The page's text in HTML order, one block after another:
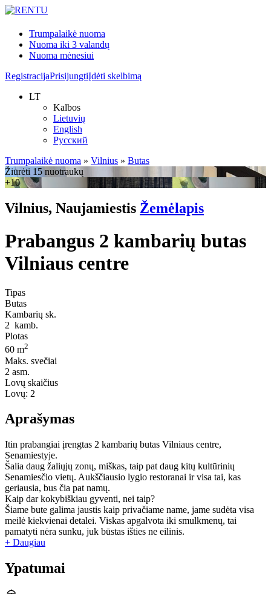
Trumpalaikė nuoma
Nuoma iki 3 valandų
Nuoma mėnesiui
RegistracijaPrisijungtiĮdėti skelbimą
LT
Kalbos
Lietuvių
English
Русский
Trumpalaikė nuoma » Vilnius » Butas
Žiūrėti 15 nuotraukų
+10
Vilnius, Naujamiestis Žemėlapis
Prabangus 2 kambarių butas
Vilniaus centre
Tipas
Butas
Kambarių sk.
2 kamb.
Plotas
60 m2
Maks. svečiai
2 asm.
Lovų skaičius
Lovų: 2
Aprašymas
Itin prabangiai įrengtas 2 kambarių butas Vilniaus centre,
Senamiestyje.
Šalia daug žaliųjų zonų, miškas, taip pat daug kitų kultūrinių
Senamiesčio vietų. Aukščiausio lygio restoranai ir visa tai, kas
geriausia, bus čia pat namų.
Kaip dar kokybiškiau gyventi, nei taip?
Šiame bute galima jaustis kaip privačiame name, jame sudėta visa
meilė kiekvienai detalei. Viskas apgalvota iki smulkmenų, tai
pamatyti nėra sunku, juk būstas išties ne eilinis.
+ Daugiau
Ypatumai